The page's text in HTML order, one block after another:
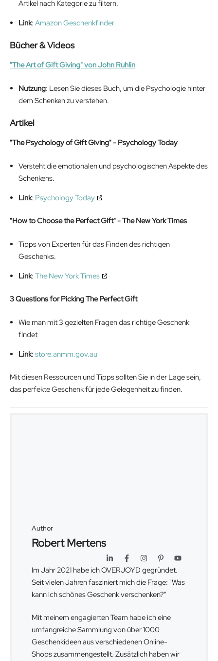
Artikel nach Kategorie zu filtern.
Link: Amazon Geschenkfinder
Bücher & Videos
"The Art of Gift Giving" von John Ruhlin
Nutzung: Lesen Sie dieses Buch, um die Psychologie hinter
dem Schenken zu verstehen.
Artikel
"The Psychology of Gift Giving" - Psychology Today
Versteht die emotionalen und psychologischen Aspekte des
Schenkens.
Link: Psychology Today
"How to Choose the Perfect Gift" - The New York Times
Tipps von Experten für das Finden des richtigen
Geschenks.
Link: The New York Times
3 Questions for Picking The Perfect Gift
Wie man mit 3 gezielten Fragen das richtige Geschenk
findet
Link:store.anmm.gov.au
Mit diesen Ressourcen und Tipps sollten Sie in der Lage sein,
das perfekte Geschenk für jede Gelegenheit zu finden.
Author
Robert Mertens
Im Jahr 2021 habe ich OVERJOYD gegründet.
Seit vielen Jahren fasziniert mich die Frage: "Was
kann ich schönes Geschenk verschenken?"
Mit meinem engagierten Team habe ich eine
umfangreiche Sammlung von über 1000
Geschenkideen aus verschiedenen Online-
Shops zusammengestellt. Zusätzlich haben wir